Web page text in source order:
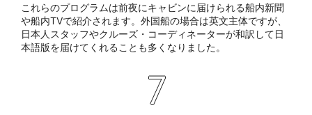
これらのプログラムは前夜にキャビンに届けられる船内新聞
や船内TVで紹介されます。外国船の場合は英文主体ですが、
日本人スタッフやクルーズ・コーディネーターが和訳して日
本語版を届けてくれることも多くなりました。